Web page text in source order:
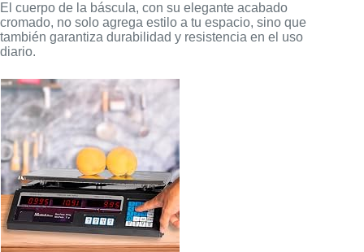
El cuerpo de la báscula, con su elegante acabado
cromado, no solo agrega estilo a tu espacio, sino que
también garantiza durabilidad y resistencia en el uso
diario.